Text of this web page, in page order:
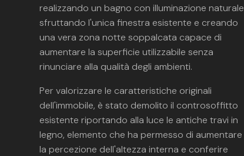
realizzando un bagno con illuminazione naturale
sfruttando l'unica finestra esistente e creando
una vera zona notte soppalcata capace di
aumentare la superficie utilizzabile senza
rinunciare alla qualità degli ambienti.
Per valorizzare le caratteristiche originali
dell'immobile, è stato demolito il controsoffitto
esistente riportando alla luce le antiche travi in
legno, elemento che ha permesso di aumentare
la percezione dell'altezza interna e conferire